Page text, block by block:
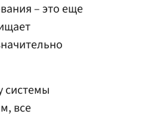
– это еще
системы
все